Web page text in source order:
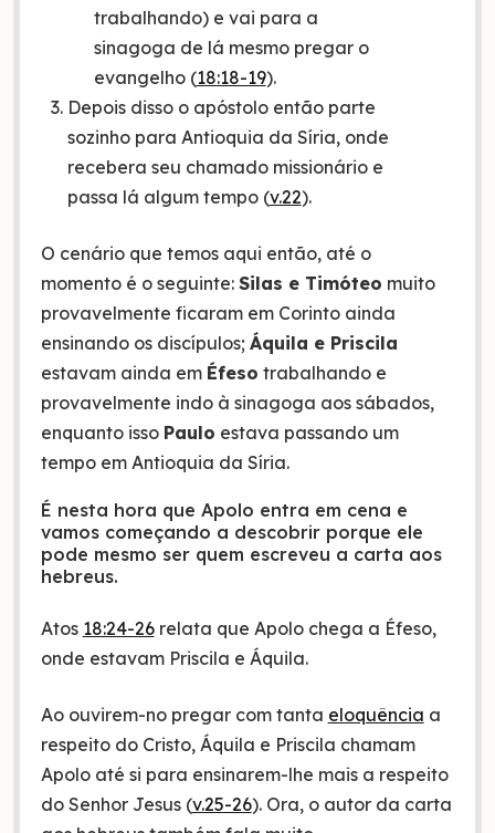
trabalhando) e vai para a
sinagoga de lá mesmo pregar o
evangelho (18:18-19).
Depois disso o apóstolo então parte
sozinho para Antioquia da Síria, onde
recebera seu chamado missionário e
passa lá algum tempo (v.22).
O cenário que temos aqui então, até o
momento é o seguinte: Silas e Timóteo muito
provavelmente ficaram em Corinto ainda
ensinando os discípulos; Áquila e Priscila
estavam ainda em Éfeso trabalhando e
provavelmente indo à sinagoga aos sábados,
enquanto isso Paulo estava passando um
tempo em Antioquia da Síria.
É nesta hora que Apolo entra em cena e
vamos começando a descobrir porque ele
pode mesmo ser quem escreveu a carta aos
hebreus.
Atos 18:24-26relata que Apolo chega a Éfeso,
onde estavam Priscila e Áquila.
Ao ouvirem-no pregar com tanta eloquência a
respeito do Cristo, Áquila e Priscila chamam
Apolo até si para ensinarem-lhe mais a respeito
do Senhor Jesus (v.25-26). Ora, o autor da carta